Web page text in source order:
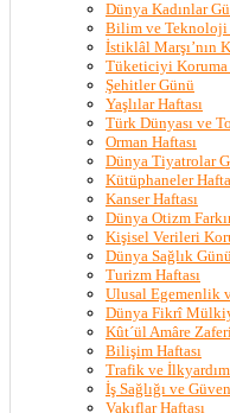
Dünya Kadınlar
Bilim ve Teknoloji
İstiklâl Marşı’nın
Tüketiciyi Koruma
Şehitler Günü
Yaşlılar Haftası
Türk Dünyası ve
Orman Haftası
Dünya Tiyatrolar
Kütüphaneler
Kanser Haftası
Dünya Otizm
Kişisel Verileri
Dünya Sağlık
Turizm Haftası
Ulusal Egemenlik
Dünya Fikrî
Kût´ül Amâre Zaferi
Bilişim Haftası
Trafik ve İlkyardım
İş Sağlığı ve
Vakıflar Haftası